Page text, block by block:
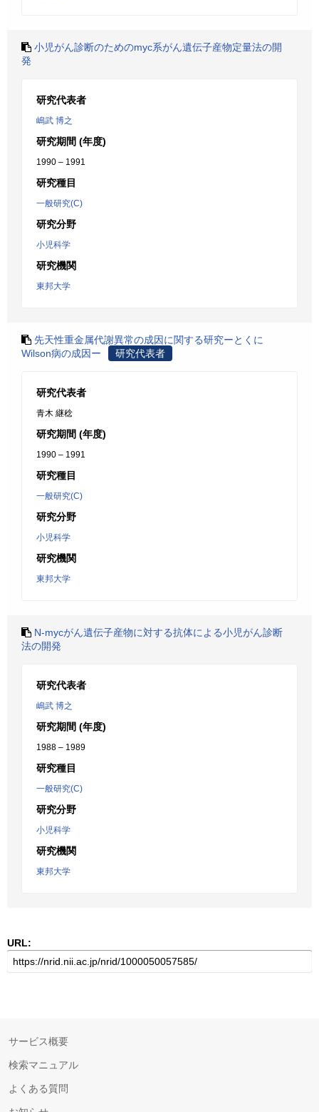
小児がん診断のためのmyc系がん遺伝子産物定量法の開
発
研究代表者
嶋武 博之
研究期間 (年度)
1990 – 1991
研究種目
一般研究(C)
研究分野
小児科学
研究機関
東邦大学
先天性重金属代謝異常の成因に関する研究ーとくに
Wilson病の成因ー
研究代表者
研究代表者
青木 継稔
研究期間 (年度)
1990 – 1991
研究種目
一般研究(C)
研究分野
小児科学
研究機関
東邦大学
N-mycがん遺伝子産物に対する抗体による小児がん診断
法の開発
研究代表者
嶋武 博之
研究期間 (年度)
1988 – 1989
研究種目
一般研究(C)
研究分野
小児科学
研究機関
東邦大学
URL:
サービス概要
検索マニュアル
よくある質問